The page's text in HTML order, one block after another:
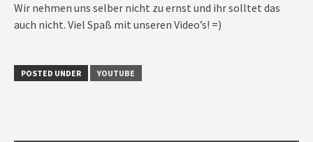
Wir nehmen uns selber nicht zu ernst und ihr solltet das
auch nicht. Viel Spaß mit unseren Video’s! =)
POSTED UNDER YOUTUBE